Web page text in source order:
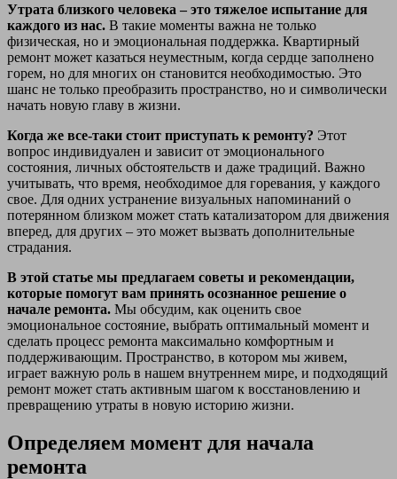
Утрата близкого человека – это тяжелое испытание для
каждого из нас. В такие моменты важна не только
физическая, но и эмоциональная поддержка. Квартирный
ремонт может казаться неуместным, когда сердце заполнено
горем, но для многих он становится необходимостью. Это
шанс не только преобразить пространство, но и символически
начать новую главу в жизни.
Когда же все-таки стоит приступать к ремонту? Этот
вопрос индивидуален и зависит от эмоционального
состояния, личных обстоятельств и даже традиций. Важно
учитывать, что время, необходимое для горевания, у каждого
свое. Для одних устранение визуальных напоминаний о
потерянном близком может стать катализатором для движения
вперед, для других – это может вызвать дополнительные
страдания.
В этой статье мы предлагаем советы и рекомендации,
которые помогут вам принять осознанное решение о
начале ремонта. Мы обсудим, как оценить свое
эмоциональное состояние, выбрать оптимальный момент и
сделать процесс ремонта максимально комфортным и
поддерживающим. Пространство, в котором мы живем,
играет важную роль в нашем внутреннем мире, и подходящий
ремонт может стать активным шагом к восстановлению и
превращению утраты в новую историю жизни.
Определяем момент для начала
ремонта